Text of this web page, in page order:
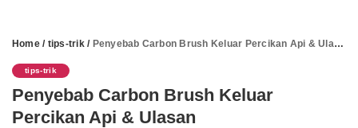
Home/ tips-trik/ Penyebab Carbon Brush Keluar Percikan Api & Ulasan
tips-trik
Penyebab Carbon Brush Keluar
Percikan Api & Ulasan